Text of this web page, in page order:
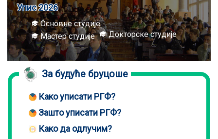
Упис 2026
Основне студије
Мастер студије
Докторске студије
За будуће бруцоше
Како уписати РГФ?
Зашто уписати РГФ?
Како да одлучим?